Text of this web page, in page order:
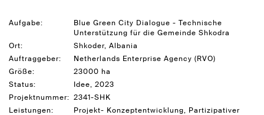
Aufgabe:
Blue Green City Dialogue - Technische
Unterstützung für die Gemeinde Shkodra
Ort:
Shkoder, Albania
Auftraggeber:
Netherlands Enterprise Agency (RVO)
Größe:
23000 ha
Status:
Idee, 2023
Projektnummer: 2341-SHK
Leistungen:
Projekt- Konzeptentwicklung, Partizipativer